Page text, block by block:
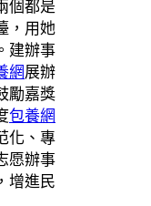
個都是
，用她
建辦事
網展辦
勵嘉獎
包養網
化、專
愿辦事
增進民